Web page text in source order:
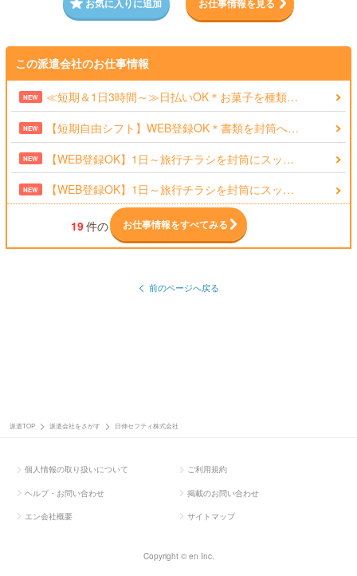
お気に入りに追加 お仕事情報を見る
この派遣会社のお仕事情報
NEW ≪短期＆1日3時間～≫日払いOK＊お菓子を種類…
NEW 【短期自由シフト】WEB登録OK＊書類を封筒へ…
NEW 【WEB登録OK】1日～旅行チラシを封筒にスッ…
NEW 【WEB登録OK】1日～旅行チラシを封筒にスッ…
19件の お仕事情報をすべてみる
前のページへ戻る
派遣TOP 派遣会社をさがす 日伸セフティ株式会社
個人情報の取り扱いについて ご利用規約
ヘルプ・お問い合わせ 掲載のお問い合わせ
エン会社概要 サイトマップ
Copyright © en Inc.